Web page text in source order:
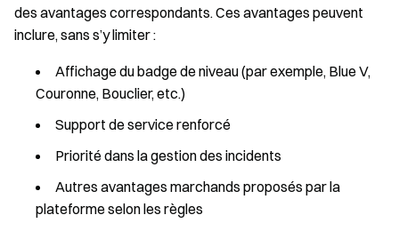
des avantages correspondants. Ces avantages peuvent
inclure, sans s’y limiter :
Affichage du badge de niveau (par exemple, Blue V,
Couronne, Bouclier, etc.)
Support de service renforcé
Priorité dans la gestion des incidents
Autres avantages marchands proposés par la
plateforme selon les règles